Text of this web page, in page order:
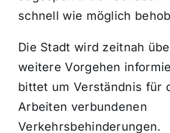
schnell wie möglich
Die Stadt wird zeitnah
weitere Vorgehen
bittet um Verständnis für
Arbeiten verbundenen
Verkehrsbehinderungen.